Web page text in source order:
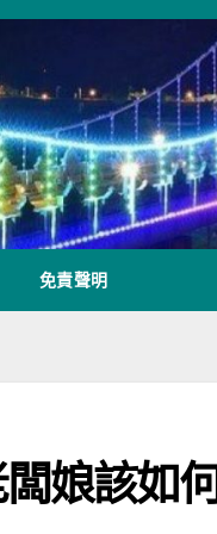
免責聲明
娘該如